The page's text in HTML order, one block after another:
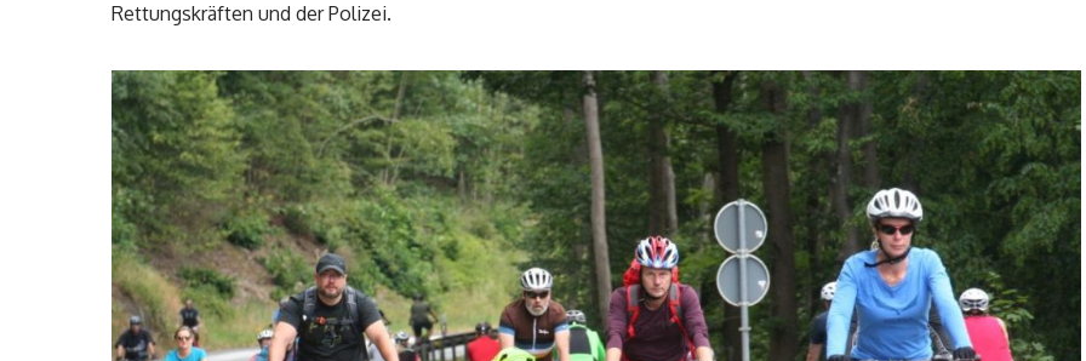
Rettungskräften und der Polizei.